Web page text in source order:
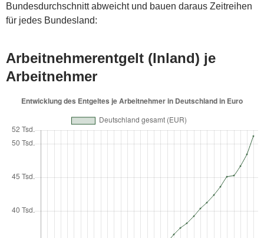
Bundesdurchschnitt abweicht und bauen daraus Zeitreihen
für jedes Bundesland:
Arbeitnehmerentgelt (Inland) je
Arbeitnehmer